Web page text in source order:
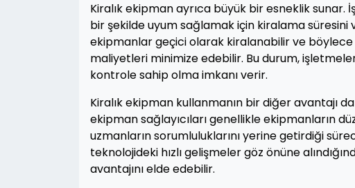
Kiralık ekipman ayrıca büyük bir esneklik
bir şekilde uyum sağlamak için kiralama
ekipmanlar geçici olarak kiralanabilir ve böylece
maliyetleri minimize edebilir. Bu durum,
kontrole sahip olma imkanı verir.
Kiralık ekipman kullanmanın bir diğer avantajı
ekipman sağlayıcıları genellikle ekipmanların
uzmanların sorumluluklarını yerine getirdiği
teknolojideki hızlı gelişmeler göz önüne
avantajını elde edebilir.